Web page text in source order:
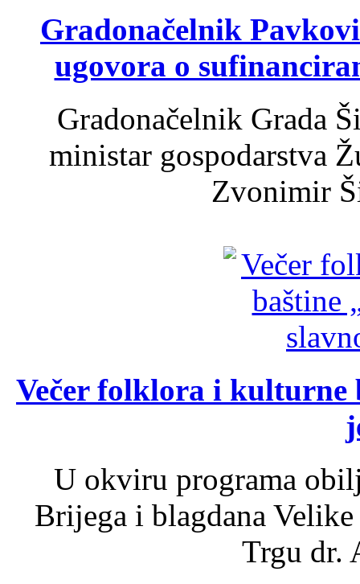
Gradonačelnik
ugovora o
Gradonačelnik Grada
ministar gospodarstva
Zvonimir
Večer folklora i kulturne
U okviru programa
Brijega i blagdana
Trgu dr.